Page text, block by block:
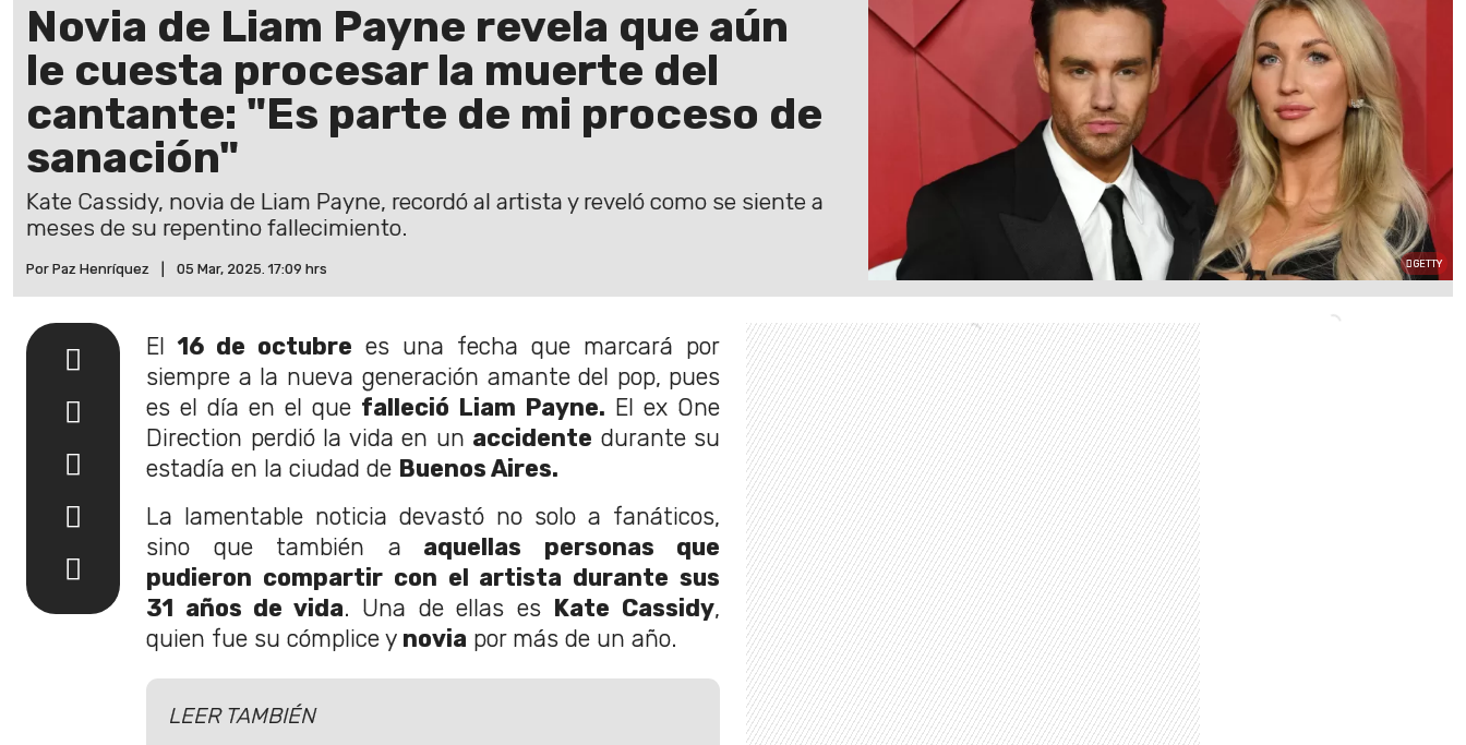
Novia de Liam Payne revela que aún
le cuesta procesar la muerte del
cantante: "Es parte de mi proceso de
sanación"
Kate Cassidy, novia de Liam Payne, recordó al artista y reveló como se siente a
meses de su repentino fallecimiento.
Por Paz Henríquez 05 Mar, 2025. 17:09 hrs GETTY
El16 de octubre es una fecha que marcará por
siempre a la nueva generación amante del pop, pues
es el día en el que falleció Liam Payne. El ex One
Direction perdió la vida en un accidente durante su
estadía en la ciudad de Buenos Aires.
La lamentable noticia devastó no solo a fanáticos,
sino que también a aquellas personas que
pudieron compartir con el artista durante sus
31 años de vida. Una de ellas es Kate Cassidy,
quien fue su cómplice y novia por más de un año.
LEER TAMBIÉN